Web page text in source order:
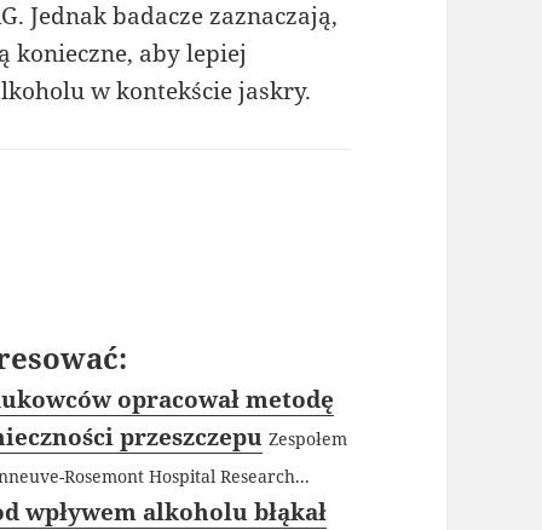
Jednak badacze zaznaczają,
konieczne, aby lepiej
w kontekście jaskry.
opracował metodę
przeszczepu Zespołem
Rosemont Hospital Research...
wpływem alkoholu błąkał